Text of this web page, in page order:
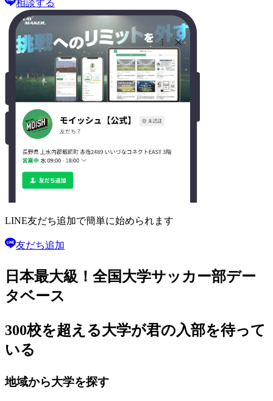
相談する
LINE友だち追加で簡単に始められます
友だち追加
日本最大級！ 全国大学サッカー部デー
タベース
300校を超える大学が君の入部を待って
いる
地域から大学を探す